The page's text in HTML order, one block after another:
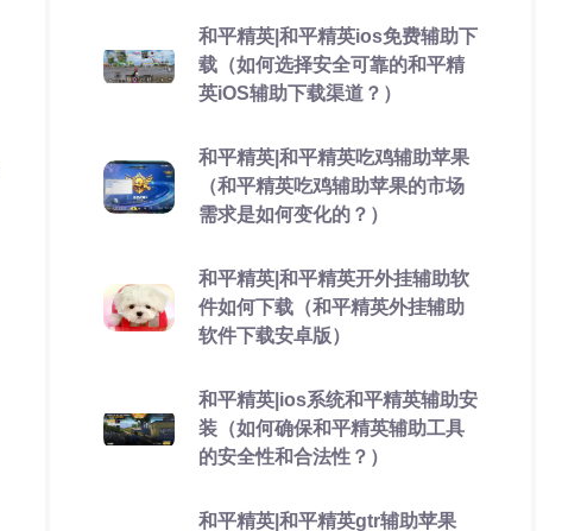
和平精英|和平精英ios免费辅助下
载（如何选择安全可靠的和平精
英iOS辅助下载渠道？）
和平精英|和平精英吃鸡辅助苹果
（和平精英吃鸡辅助苹果的市场
需求是如何变化的？）
和平精英|和平精英开外挂辅助软
件如何下载（和平精英外挂辅助
软件下载安卓版）
和平精英|ios系统和平精英辅助安
装（如何确保和平精英辅助工具
的安全性和合法性？）
和平精英|和平精英gtr辅助苹果